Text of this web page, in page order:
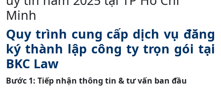
Quy trình cung cấp dịch vụ đăng
ký thành lập công ty trọn gói tại
BKC Law
Bước 1: Tiếp nhận thông tin & tư vấn ban đầu